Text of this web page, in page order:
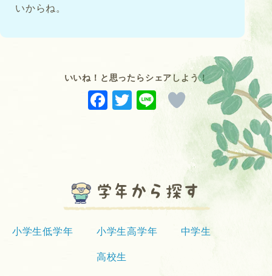
いからね。
いいね！と思ったらシェアしよう！
F
b
o
o
k
T
r
Li
学年から探す
小学生低学年 小学生高学年
中学生
高校生